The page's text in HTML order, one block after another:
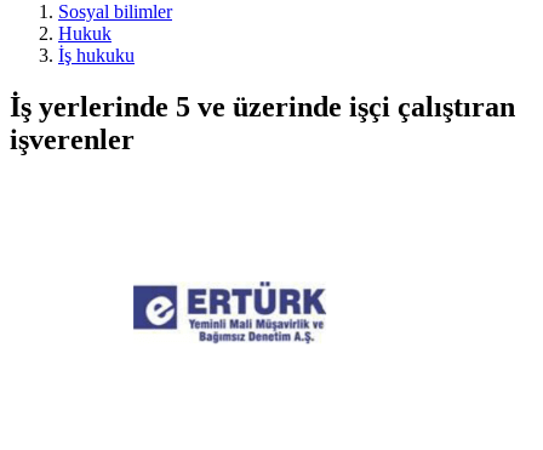
Sosyal bilimler
Hukuk
İş hukuku
İş yerlerinde 5 ve üzerinde işçi çalıştıran
işverenler